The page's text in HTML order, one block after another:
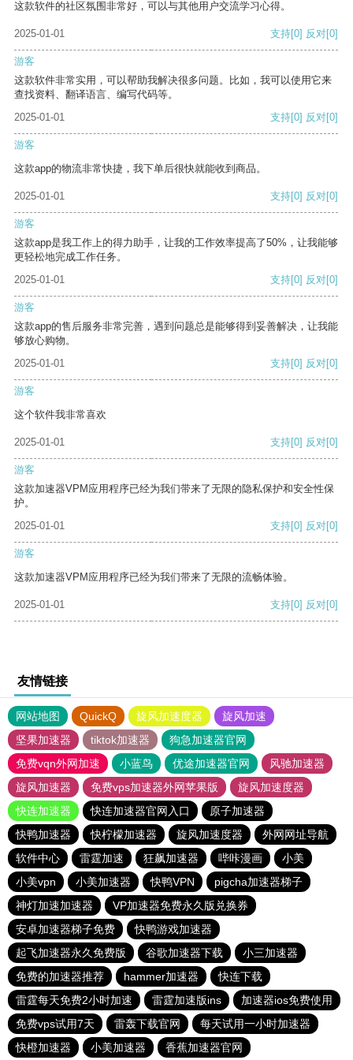
这款软件的社区氛围非常好，可以与其他用户交流学习心得。
2025-01-01 支持[0] 反对[0]
游客
这款软件非常实用，可以帮助我解决很多问题。比如，我可以使用它来
查找资料、翻译语言、编写代码等。
2025-01-01
支持[0] 反对[0]
游客
这款app的物流非常快捷，我下单后很快就能收到商品。
2025-01-01 支持[0] 反对[0]
游客
这款app是我工作上的得力助手，让我的工作效率提高了50%，让我能够
更轻松地完成工作任务。
2025-01-01
支持[0] 反对[0]
游客
这款app的售后服务非常完善，遇到问题总是能够得到妥善解决，让我能
够放心购物。
2025-01-01
支持[0] 反对[0]
游客
这个软件我非常喜欢
2025-01-01 支持[0] 反对[0]
游客
这款加速器VPM应用程序已经为我们带来了无限的隐私保护和安全性保
护。
2025-01-01
支持[0] 反对[0]
游客
这款加速器VPM应用程序已经为我们带来了无限的流畅体验。
2025-01-01 支持[0] 反对[0]
友情链接
网站地图 QuickQ 旋风加速度器
旋风加速
坚果加速器
tiktok加速器
狗急加速器官网
免费vqn外网加速
小蓝鸟 优途加速器官网
风驰加速器
旋风加速器
免费vps加速器外网苹果版
旋风加速度器
快连加速器
快连加速器官网入口
原子加速器
快鸭加速器
快柠檬加速器 旋风加速度器
外网网址导航
软件中心
雷霆加速 狂飙加速器 哔咔漫画
小美
小美vpn
小美加速器 快鸭VPN
pigcha加速器梯子
神灯加速加速器
VP加速器免费永久版兑换券
安卓加速器梯子免费
快鸭游戏加速器
起飞加速器永久免费版
谷歌加速器下载
小三加速器
免费的加速器推荐
hammer加速器
快连下载
雷霆每天免费2小时加速
雷霆加速版ins
加速器ios免费使用
免费vps试用7天
雷轰下载官网
每天试用一小时加速器
快橙加速器
小美加速器 香蕉加速器官网